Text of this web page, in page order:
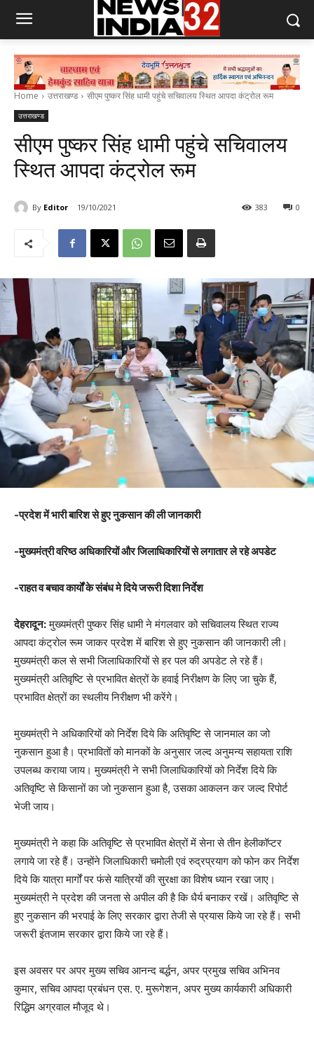
Home उत्तराखण्ड सीएम पुष्कर सिंह धामी पहुंचे सचिवालय स्थित आपदा कंट्रोल रूम
उत्तराखण्ड
सीएम पुष्कर सिंह धामी पहुंचे सचिवालय
स्थित आपदा कंट्रोल रूम
By Editor 19/10/2021 0
383
-प्रदेश में भारी बारिश से हुए नुकसान की ली जानकारी
-मुख्यमंत्री वरिष्ठ अधिकारियों और जिलाधिकारियों से लगातार ले रहे अपडेट
-राहत व बचाव कार्यों के संबंध मे दिये जरूरी दिशा निर्देश
देहरादून:मुख्यमंत्री पुष्कर सिंह धामी ने मंगलवार को सचिवालय स्थित राज्य
आपदा कंट्रोल रूम जाकर प्रदेश में बारिश से हुए नुकसान की जानकारी ली।
मुख्यमंत्री कल से सभी जिलाधिकारियों से हर पल की अपडेट ले रहे हैं।
मुख्यमंत्री अतिवृष्टि से प्रभावित क्षेत्रों के हवाई निरीक्षण के लिए जा चुके हैं,
प्रभावित क्षेत्रों का स्थलीय निरीक्षण भी करेंगे।
मुख्यमंत्री ने अधिकारियों को निर्देश दिये कि अतिवृष्टि से जानमाल का जो
नुकसान हुआ है। प्रभावितों को मानकों के अनुसार जल्द अनुमन्य सहायता राशि
उपलब्ध कराया जाय। मुख्यमंत्री ने सभी जिलाधिकारियों को निर्देश दिये कि
अतिवृष्टि से किसानों का जो नुकसान हुआ है, उसका आकलन कर जल्द रिपोर्ट
भेजी जाय।
मुख्यमंत्री ने कहा कि अतिवृष्टि से प्रभावित क्षेत्रों में सेना से तीन हेलीकॉप्टर
लगाये जा रहे हैं। उन्होंने जिलाधिकारी चमोली एवं रुद्रप्रयाग को फोन कर निर्देश
दिये कि यात्रा मार्गों पर फंसे यात्रियों की सुरक्षा का विशेष ध्यान रखा जाए।
मुख्यमंत्री ने प्रदेश की जनता से अपील की है कि धैर्य बनाकर रखें। अतिवृष्टि से
हुए नुकसान की भरपाई के लिए सरकार द्वारा तेजी से प्रयास किये जा रहे हैं। सभी
जरूरी इंतजाम सरकार द्वारा किये जा रहे हैं।
इस अवसर पर अपर मुख्य सचिव आनन्द बर्द्धन, अपर प्रमुख सचिव अभिनव
कुमार, सचिव आपदा प्रबंधन एस. ए. मुरूगेशन, अपर मुख्य कार्यकारी अधिकारी
रिद्धिम अग्रवाल मौजूद थे।